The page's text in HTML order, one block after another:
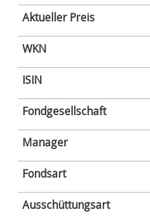
Aktueller Preis
WKN
ISIN
Fondgesellschaft
Manager
Fondsart
Ausschüttungsart